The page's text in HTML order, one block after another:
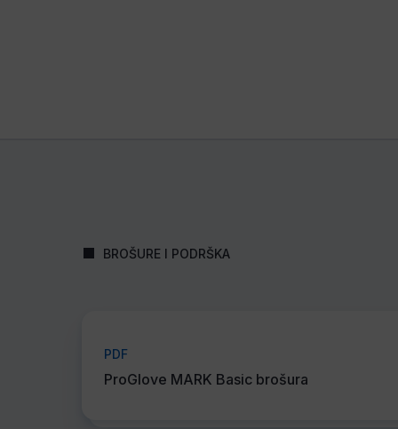
BROŠURE I PODRŠKA
PDF
ProGlove MARK Basic brošura